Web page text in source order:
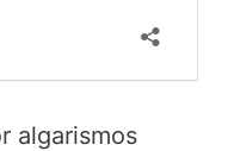
algarismos